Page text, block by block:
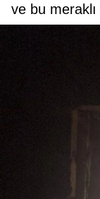
ve bu meraklı